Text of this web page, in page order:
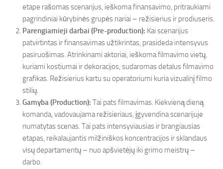
etape rašomas scenarijus, ieškoma finansavimo, pritraukiami
pagrindiniai kūrybinės grupės nariai – režisierius ir prodiuseris.
Parengiamieji darbai (Pre-production): Kai scenarijus
patvirtintas ir finansavimas užtikrintas, prasideda intensyvus
pasiruošimas. Atrinkinami aktoriai, ieškoma filmavimo vietų,
kuriami kostiumai ir dekoracijos, sudaromas detalus filmavimo
grafikas. Režisierius kartu su operatoriumi kuria vizualinį filmo
stilių.
Gamyba (Production): Tai pats filmavimas. Kiekvieną dieną
komanda, vadovaujama režisieriaus, įgyvendina scenarijuje
numatytas scenas. Tai pats intensyviausias ir brangiausias
etapas, reikalaujantis milžiniškos koncentracijos ir sklandaus
visų departamentų – nuo apšvietėjų iki grimo meistrų –
darbo.